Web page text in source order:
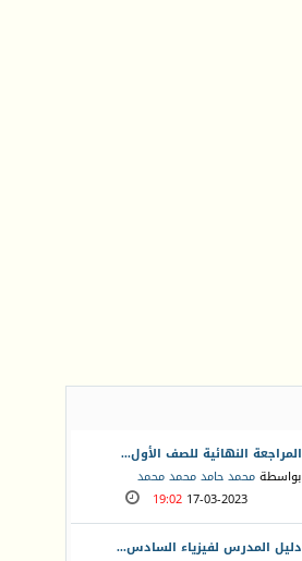
المراجعة النهائية للصف الأول...
بواسطةمحمد حامد محمد محمد
17-03-2023
19:02
دليل المدرس لفيزياء السادس...